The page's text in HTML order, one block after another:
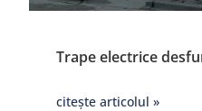
Trape electrice
citește articolul »